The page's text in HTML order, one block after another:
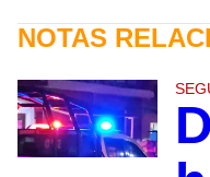
NOTAS